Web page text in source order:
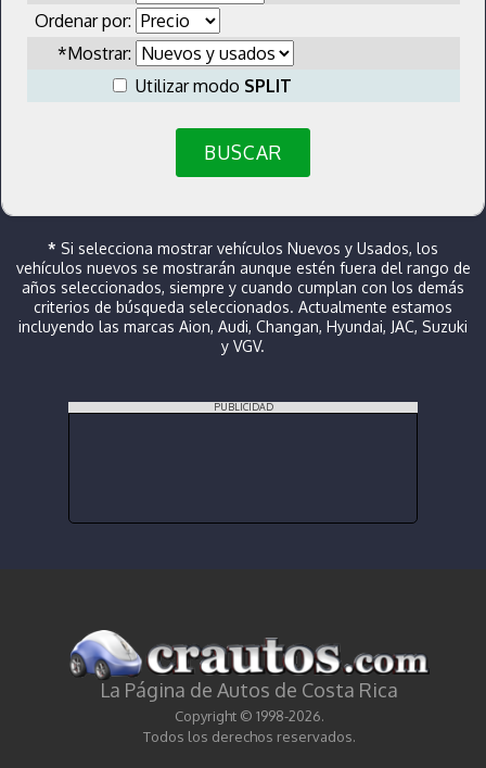
Ordenar por:
*Mostrar:
Utilizar modo SPLIT
BUSCAR
* Si selecciona mostrar vehículos Nuevos y Usados, los
vehículos nuevos se mostrarán aunque estén fuera del rango de
años seleccionados, siempre y cuando cumplan con los demás
criterios de búsqueda seleccionados. Actualmente estamos
incluyendo las marcas Aion, Audi, Changan, Hyundai, JAC, Suzuki
y VGV.
PUBLICIDAD
La Página de Autos de Costa Rica
Copyright © 1998-2026.
Todos los derechos reservados.